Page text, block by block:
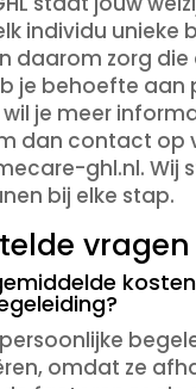
individu unieke
daarom zorg
je behoefte aan
je meer
dan contact op
ghl.nl. Wij
bij elke stap.
vragen
omdat ze